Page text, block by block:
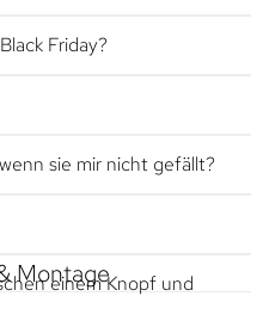
Friday?
sie mir nicht gefällt?
Montage
einem Knopf und